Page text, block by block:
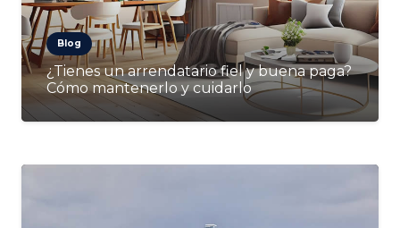
Blog
¿Tienes un arrendatario fiel y buena paga?
Cómo mantenerlo y cuidarlo